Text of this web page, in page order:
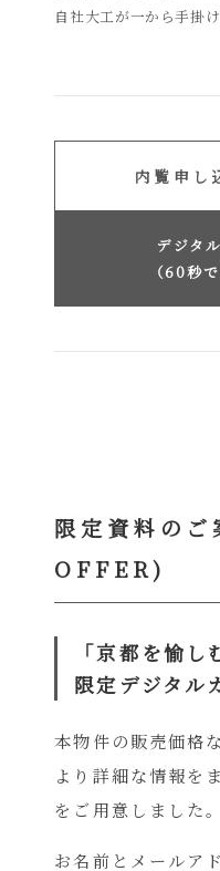
自社大工が一から手掛
内覧申
デジタ
（60秒
限定資料の
OFFER)
「京都を愉し
限定デジタル
本物件の販売価格な
より詳細な情報を
をご用意しました。
お名前とメールア